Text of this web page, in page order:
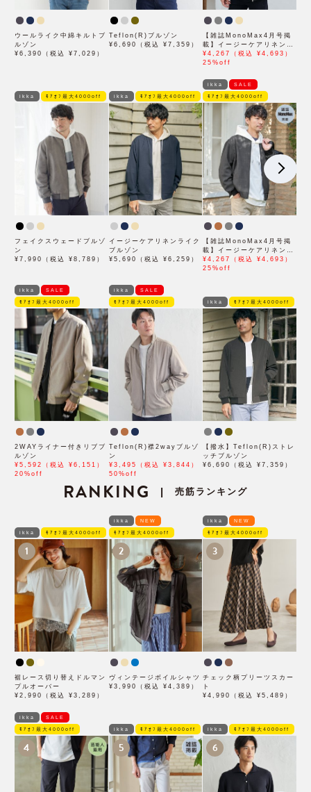
ウールライク中綿キルトブ
ルゾン
¥6,390（税込 ¥7,029）
Teflon(R)ブルゾン
¥6,690（税込 ¥7,359）
【雑誌MonoMax4月号掲
載】イージーケアリネンラ
イクブルゾン
¥4,267（税込 ¥4,693）
25%off
ikka ﾓｱｵﾌ最大4000off
フェイクスウェードブルゾ
ン
¥7,990（税込 ¥8,789）
ikka ﾓｱｵﾌ最大4000off
イージーケアリネンライク
ブルゾン
¥5,690（税込 ¥6,259）
ikka SALE
ﾓｱｵﾌ最大4000off
【雑誌MonoMax4月号掲
載】イージーケアリネンラ
イクブルゾン「小泉孝太郎
さん着用モデル」
¥4,267（税込 ¥4,693）
25%off
ikka SALE
ﾓｱｵﾌ最大4000off
2WAYライナー付きリブブ
ルゾン
¥5,592（税込 ¥6,151）
20%off
ikka SALE
ﾓｱｵﾌ最大4000off
Teflon(R)襟2wayブルゾ
ン
¥3,495（税込 ¥3,844）
50%off
ikka ﾓｱｵﾌ最大4000off
【撥水】Teflon(R)ストレ
ッチブルゾン
¥6,690（税込 ¥7,359）
RANKING | 売筋ランキング
ikka ﾓｱｵﾌ最大4000off
1
裾レース切り替えドルマン
プルオーバー
¥2,990（税込 ¥3,289）
ikka NEW
ﾓｱｵﾌ最大4000off
2
ヴィンテージボイルシャツ
¥3,990（税込 ¥4,389）
ikka NEW
ﾓｱｵﾌ最大4000off
3
チェック柄プリーツスカー
ト
¥4,990（税込 ¥5,489）
ikka SALE
ﾓｱｵﾌ最大4000off
4
ikka ﾓｱｵﾌ最大4000off
5
ikka ﾓｱｵﾌ最大4000off
6